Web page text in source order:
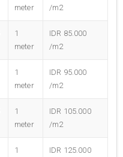
meter
/m2
1
meter
IDR 85.000
/m2
1
meter
IDR 95.000
/m2
1
meter
IDR 105.000
/m2
1
IDR 125.000